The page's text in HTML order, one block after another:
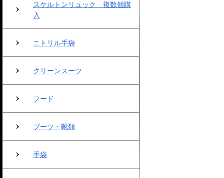
スケルトンリュック 複数個購
入
ニトリル手袋
クリーンスーツ
フード
ブーツ・靴類
手袋